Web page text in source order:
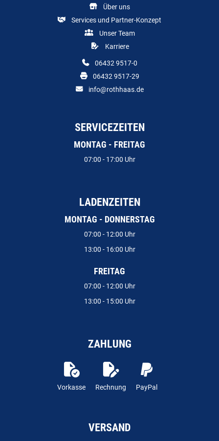
Über uns
Services und Partner-Konzept
Unser Team
Karriere
06432 9517-0
06432 9517-29
info@rothhaas.de
SERVICEZEITEN
MONTAG - FREITAG
07:00 - 17:00 Uhr
LADENZEITEN
MONTAG - DONNERSTAG
07:00 - 12:00 Uhr
13:00 - 16:00 Uhr
FREITAG
07:00 - 12:00 Uhr
13:00 - 15:00 Uhr
ZAHLUNG
Vorkasse Rechnung PayPal
VERSAND